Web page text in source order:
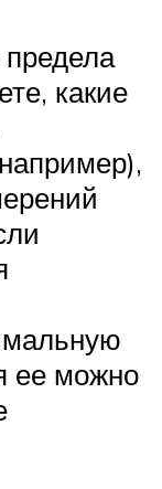
какие
ее можно